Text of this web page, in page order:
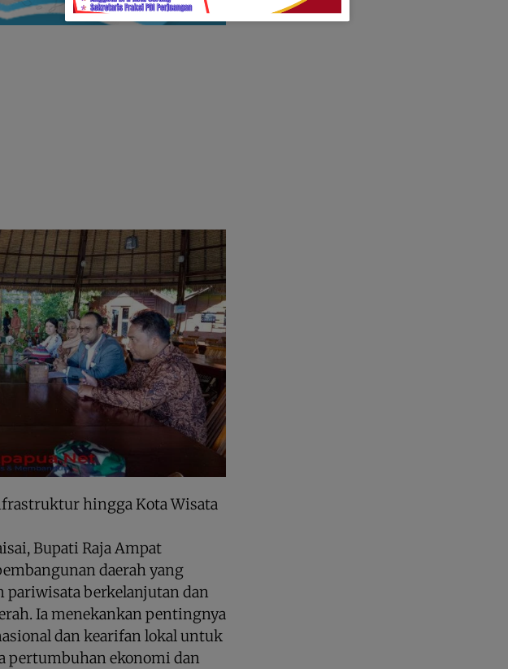
hingga Kota Wisata
Bupati Raja Ampat
daerah yang
pariwisata berkelanjutan dan
Ia menekankan pentingnya
dan kearifan lokal untuk
pertumbuhan ekonomi dan